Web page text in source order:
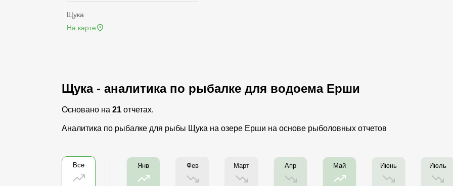
Щука
На карте
Щука - аналитика по рыбалке для водоема Ерши
Основано на 21 отчетах.
Аналитика по рыбалке для рыбы Щука на озере Ерши на основе рыболовных отчетов
Все Янв Фев Март Апр Май Июнь Июль